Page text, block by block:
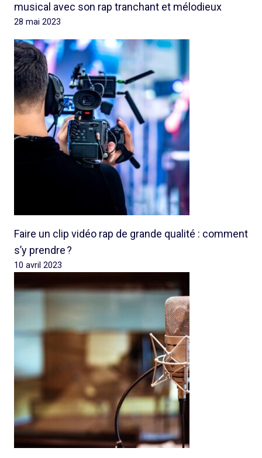
musical avec son rap tranchant et mélodieux
28 mai 2023
Faire un clip vidéo rap de grande qualité : comment
s’y prendre ?
10 avril 2023